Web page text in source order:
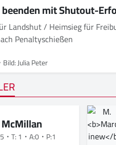
mit Shutout-
Landshut / Heimsieg für
Penaltyschießen
Bild: Julia Peter
McMillan
T: 1 A:0 P:1